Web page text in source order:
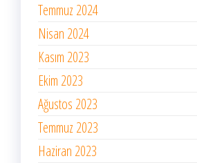
Temmuz 2024
Nisan 2024
Kasım 2023
Ekim 2023
Ağustos 2023
Temmuz 2023
Haziran 2023